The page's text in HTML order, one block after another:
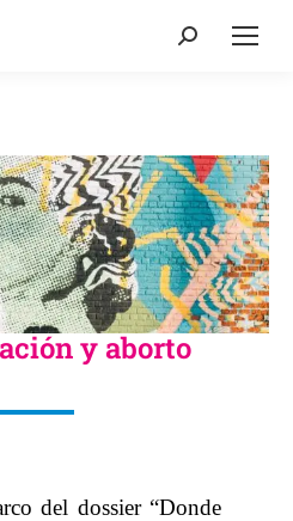
y aborto
del dossier “Donde